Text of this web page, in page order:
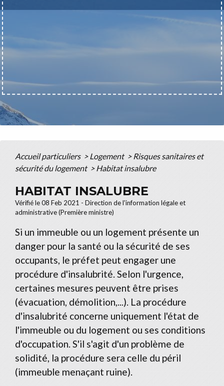
Accueil particuliers > Logement > Risques sanitaires et
sécurité du logement > Habitat insalubre
HABITAT INSALUBRE
Vérifié le 08 Feb 2021 - Direction de l'information légale et
administrative (Première ministre)
Si un immeuble ou un logement présente un
danger pour la santé ou la sécurité de ses
occupants, le préfet peut engager une
procédure d'insalubrité. Selon l'urgence,
certaines mesures peuvent être prises
(évacuation, démolition,...). La procédure
d'insalubrité concerne uniquement l'état de
l'immeuble ou du logement ou ses conditions
d'occupation. S'il s'agit d'un problème de
solidité, la procédure sera celle du péril
(immeuble menaçant ruine).